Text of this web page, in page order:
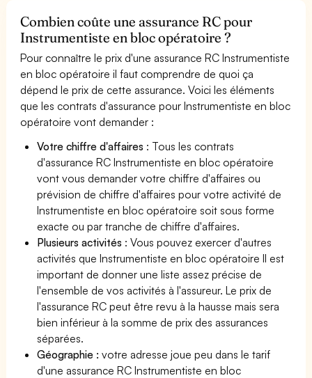
Combien coûte une assurance RC pour
Instrumentiste en bloc opératoire ?
Pour connaître le prix d'une assurance RC Instrumentiste
en bloc opératoire il faut comprendre de quoi ça
dépend le prix de cette assurance. Voici les éléments
que les contrats d'assurance pour Instrumentiste en bloc
opératoire vont demander :
Votre chiffre d'affaires : Tous les contrats
d'assurance RC Instrumentiste en bloc opératoire
vont vous demander votre chiffre d'affaires ou
prévision de chiffre d'affaires pour votre activité de
Instrumentiste en bloc opératoire soit sous forme
exacte ou par tranche de chiffre d'affaires.
Plusieurs activités : Vous pouvez exercer d'autres
activités que Instrumentiste en bloc opératoire Il est
important de donner une liste assez précise de
l'ensemble de vos activités à l'assureur. Le prix de
l'assurance RC peut être revu à la hausse mais sera
bien inférieur à la somme de prix des assurances
séparées.
Géographie :votre adresse joue peu dans le tarif
d'une assurance RC Instrumentiste en bloc